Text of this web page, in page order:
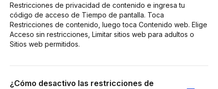
Restricciones de privacidad de contenido e ingresa tu
código de acceso de Tiempo de pantalla. Toca
Restricciones de contenido, luego toca Contenido web. Elige
Acceso sin restricciones, Limitar sitios web para adultos o
Sitios web permitidos.
¿Cómo desactivo las restricciones de